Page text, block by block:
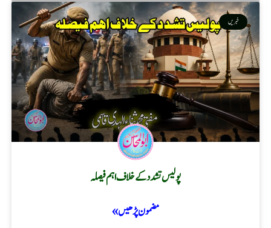
خبریں
پولیس تشدد کے خلاف اہم فیصلہ
مضمون پڑھیں »